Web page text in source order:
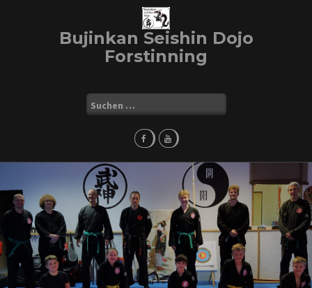
Bujinkan Seishin Dojo
Forstinning
Suchen
nach: